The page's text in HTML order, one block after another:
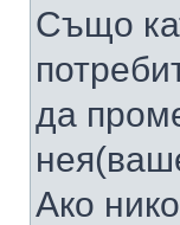
Също
да
Ако